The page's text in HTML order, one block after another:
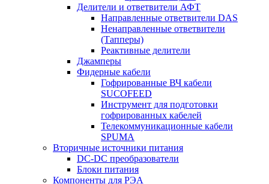
Делители и ответвители АФТ
Направленные ответвители DAS
Ненаправленные ответвители
(Тапперы)
Реактивные делители
Джамперы
Фидерные кабели
Гофрированные ВЧ кабели
SUCOFEED
Инструмент для подготовки
гофрированных кабелей
Телекоммуникационные кабели
SPUMA
Вторичные источники питания
DC-DC преобразователи
Блоки питания
Компоненты для РЭА